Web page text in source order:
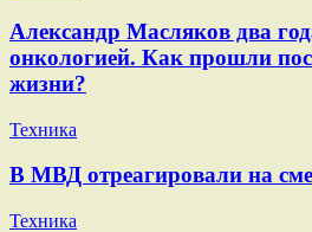
Александр Масляков два
онкологией. Как прошли
жизни?
Техника
В МВД отреагировали на
Техника